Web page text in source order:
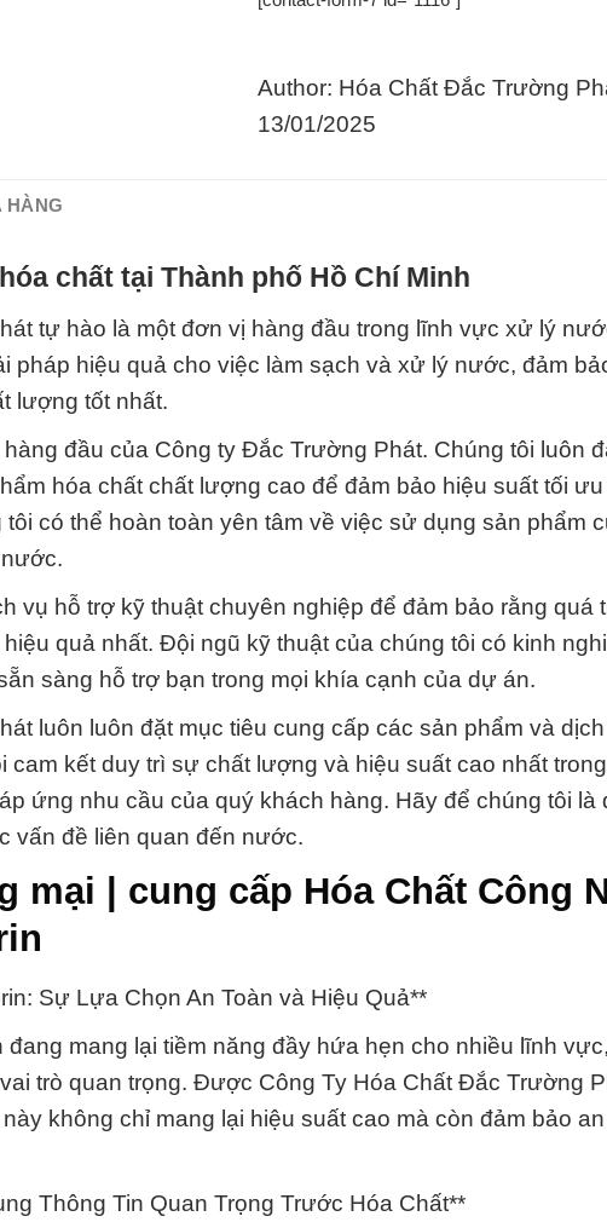
Author: Hóa Chất Đắc Trường
13/01/2025
HÀNG
chất tại Thành phố Hồ Chí Minh
tự hào là một đơn vị hàng đầu trong lĩnh vực xử lý
pháp hiệu quả cho việc làm sạch và xử lý nước, đảm
lượng tốt nhất.
đầu của Công ty Đắc Trường Phát. Chúng tôi luôn
hóa chất chất lượng cao để đảm bảo hiệu suất tối
có thể hoàn toàn yên tâm về việc sử dụng sản phẩm
vụ hỗ trợ kỹ thuật chuyên nghiệp để đảm bảo rằng
quả nhất. Đội ngũ kỹ thuật của chúng tôi có kinh
sàng hỗ trợ bạn trong mọi khía cạnh của dự án.
luôn luôn đặt mục tiêu cung cấp các sản phẩm và
cam kết duy trì sự chất lượng và hiệu suất cao nhất
ứng nhu cầu của quý khách hàng. Hãy để chúng tôi là
vấn đề liên quan đến nước.
mại | cung cấp Hóa Chất Công
Sự Lựa Chọn An Toàn và Hiệu Quả**
mang lại tiềm năng đầy hứa hẹn cho nhiều lĩnh
trò quan trọng. Được Công Ty Hóa Chất Đắc Trường
không chỉ mang lại hiệu suất cao mà còn đảm bảo
Thông Tin Quan Trọng Trước Hóa Chất**